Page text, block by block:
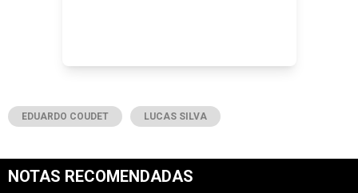
EDUARDO COUDET LUCAS SILVA
NOTAS RECOMENDADAS